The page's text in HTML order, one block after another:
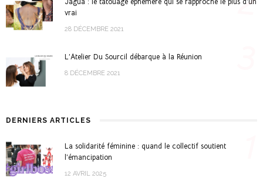
vrai
28 DÉCEMBRE 2021
L’Atelier Du Sourcil débarque à la Réunion
8 DÉCEMBRE 2021
DERNIERS ARTICLES
La solidarité féminine : quand le collectif soutient
l’émancipation
12 AVRIL 2025